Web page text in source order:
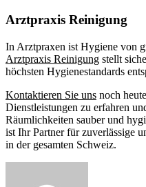
Arztpraxis Reinigung
In Arztpraxen ist Hygiene von
Arztpraxis Reinigung stellt
höchsten Hygienestandards
Kontaktieren Sie uns noch
Dienstleistungen zu erfahren
Räumlichkeiten sauber und
ist Ihr Partner für zuverlässige
in der gesamten Schweiz.